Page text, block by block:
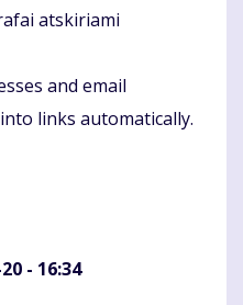
atskiriami
and email
links automatically.
- 16:34